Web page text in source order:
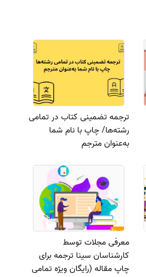
ترجمه تضمینی کتاب در تمامی
رشته‌ها/ چاپ با نام شما
به‌عنوان مترجم
معرفی مجلات توسط
کارشناسان سینا ترجمه برای
چاپ مقاله (رایگان ویژه تمامی